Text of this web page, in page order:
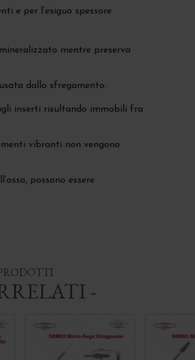
e per l’esiguo spessore
mentre preserva
dallo sfregamento.
inserti risultando immobili fra
vibranti non vengono
possono essere
-